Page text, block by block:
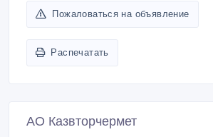
Пожаловаться на объявление
Распечатать
АО Казвторчермет